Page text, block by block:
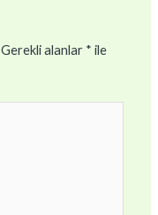
Gerekli alanlar * ile